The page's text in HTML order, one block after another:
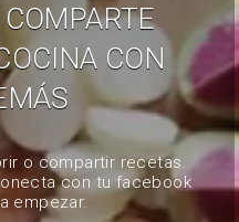
CON
o compartir recetas.
con tu facebook
empezar.